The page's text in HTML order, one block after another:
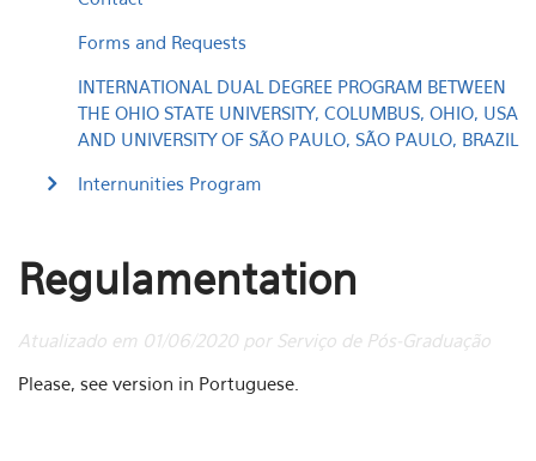
Forms and Requests
INTERNATIONAL DUAL DEGREE PROGRAM BETWEEN
THE OHIO STATE UNIVERSITY, COLUMBUS, OHIO, USA
AND UNIVERSITY OF SÃO PAULO, SÃO PAULO, BRAZIL
Internunities Program
Regulamentation
Atualizado em 01/06/2020 por Serviço de Pós-Graduação
Please, see version in Portuguese.